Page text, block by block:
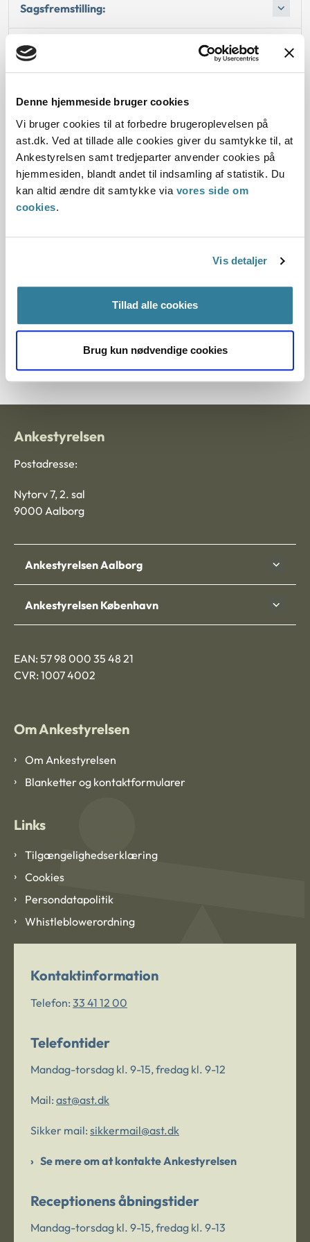
Denne hjemmeside bruger cookies
Vi bruger cookies til at forbedre brugeroplevelsen på
ast.dk. Ved at tillade alle cookies giver du samtykke til, at
Ankestyrelsen samt tredjeparter anvender cookies på
hjemmesiden, blandt andet til indsamling af statistik. Du
kan altid ændre dit samtykke via vores side om
cookies.
Vis detaljer
Tillad alle cookies
Brug kun nødvendige cookies
Sagsfremstilling:
Afgørelse:
Dato for underskrift
15.08.2000
Offentliggørelsesdato
da den ikke længere har vejledningsværdi.
§ 9
Journalnummer J.nr.: 107874-99
Ankestyrelsen
Postadresse:
Nytorv 7, 2. sal
9000 Aalborg
Ankestyrelsen Aalborg
Ankestyrelsen København
EAN: 57 98 000 35 48 21
CVR: 1007 4002
Om Ankestyrelsen
Om Ankestyrelsen
Blanketter og kontaktformularer
Links
Tilgængelighedserklæring
Cookies
Persondatapolitik
Whistleblowerordning
Kontaktinformation
Telefon: 33 41 12 00
Telefontider
Mandag-torsdag kl. 9-15, fredag kl. 9-12
Mail: ast@ast.dk
Sikker mail: sikkermail@ast.dk
Se mere om at kontakte Ankestyrelsen
Receptionens åbningstider
Mandag-torsdag kl. 9-15, fredag kl. 9-13